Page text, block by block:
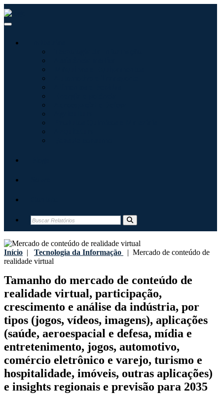
Início | Tecnologia da Informação | Mercado de conteúdo de
realidade virtual
Tamanho do mercado de conteúdo de
realidade virtual, participação,
crescimento e análise da indústria, por
tipos (jogos, vídeos, imagens), aplicações
(saúde, aeroespacial e defesa, mídia e
entretenimento, jogos, automotivo,
comércio eletrônico e varejo, turismo e
hospitalidade, imóveis, outras aplicações)
e insights regionais e previsão para 2035